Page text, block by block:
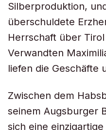
Silberproduktion,
überschuldete
Herrschaft über
Verwandten
liefen die Geschäfte
Zwischen dem
seinem Augsburger
sich eine